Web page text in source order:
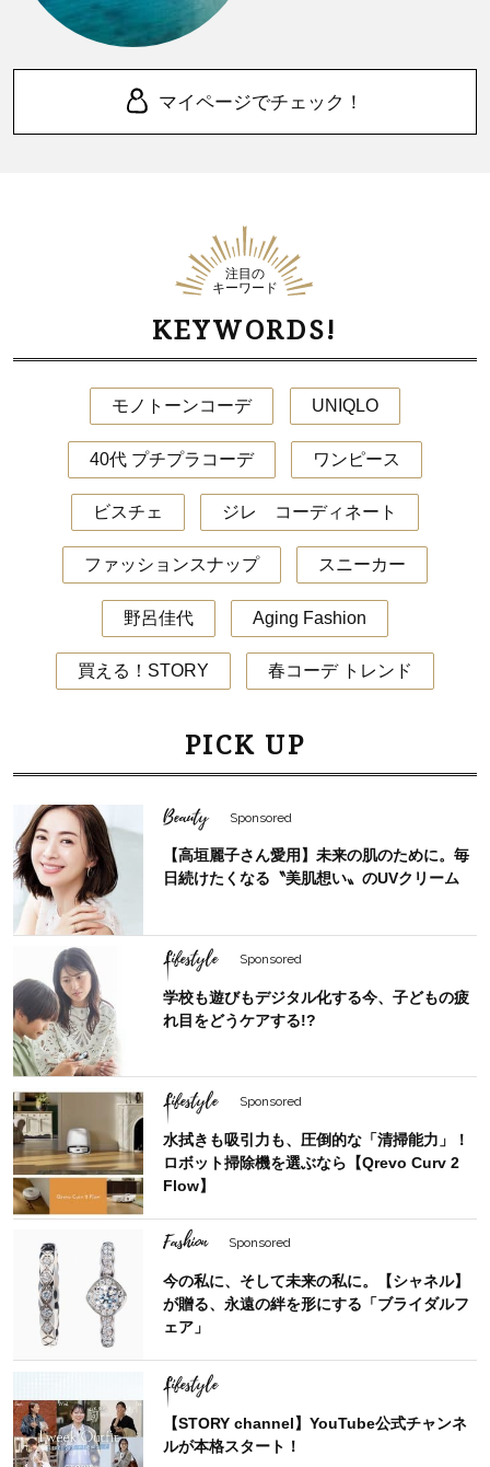
マイページでチェック！
注目の
キーワード
KEYWORDS!
モノトーンコーデ UNIQLO
40代 プチプラコーデ ワンピース
ビスチェ ジレ コーディネート
ファッションスナップ スニーカー
野呂佳代 Aging Fashion
買える！STORY 春コーデ トレンド
PICK UP
Beauty Sponsored
【高垣麗子さん愛用】未来の肌のために。毎
日続けたくなる〝美肌想い〟のUVクリーム
Lifestyle Sponsored
学校も遊びもデジタル化する今、子どもの疲
れ目をどうケアする!?
Lifestyle Sponsored
水拭きも吸引力も、圧倒的な「清掃能力」！
ロボット掃除機を選ぶなら【Qrevo Curv 2
Flow】
Fashion Sponsored
今の私に、そして未来の私に。【シャネル】
が贈る、永遠の絆を形にする「ブライダルフ
ェア」
Lifestyle
【STORY channel】YouTube公式チャンネ
ルが本格スタート！